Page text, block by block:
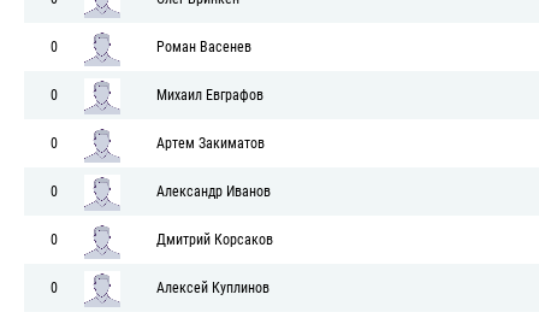
0 Роман Васенев
0 Михаил Евграфов
0 Артем Закиматов
0 Александр Иванов
0 Дмитрий Корсаков
0 Алексей Куплинов